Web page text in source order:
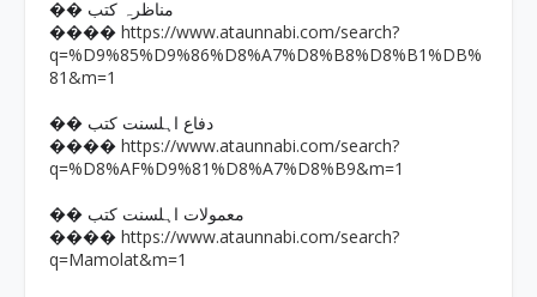
�� مناظرہ کتب
���� https://www.ataunnabi.com/search?
q=%D9%85%D9%86%D8%A7%D8%B8%D8%B1%DB%
81&m=1
�� دفاع اہلسنت کتب
���� https://www.ataunnabi.com/search?
q=%D8%AF%D9%81%D8%A7%D8%B9&m=1
�� معمولات اہلسنت کتب
���� https://www.ataunnabi.com/search?
q=Mamolat&m=1